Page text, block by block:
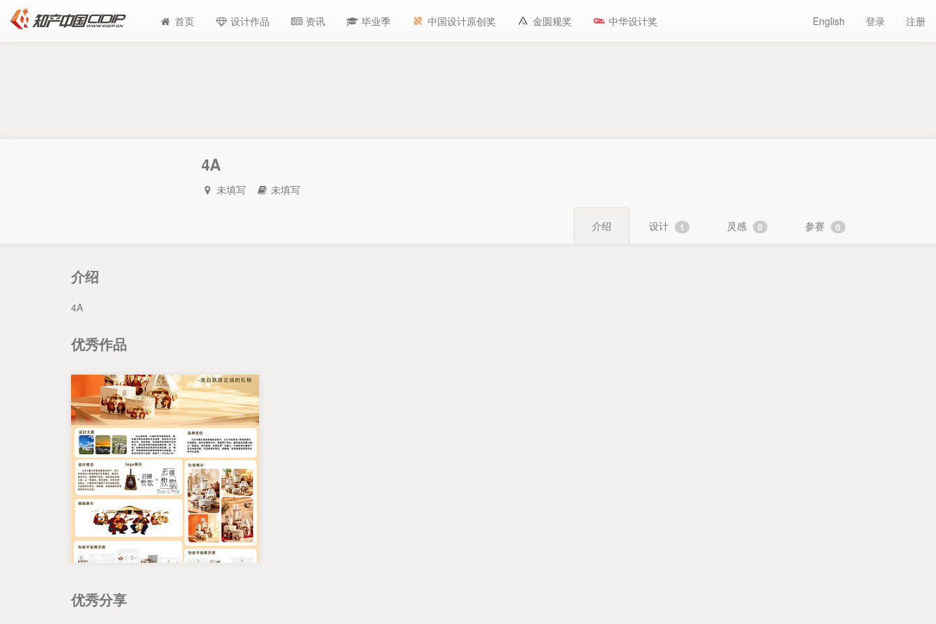
首页 设计作品 资讯 毕业季 中国设计原创奖 金圆规奖 中华设计奖 English 登录 注册
4A
未填写 未填写
介绍 设计 1 灵感 0 参赛 0
介绍
4A
优秀作品
优秀分享